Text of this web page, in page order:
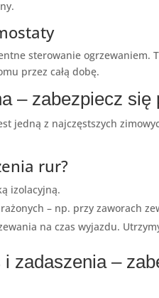
sterowanie ogrzewaniem.
przez całą dobę.
– zabezpiecz
jedną z najczęstszych
rur?
izolacyjną.
– np. przy zaworach
na czas wyjazdu.
zadaszenia –